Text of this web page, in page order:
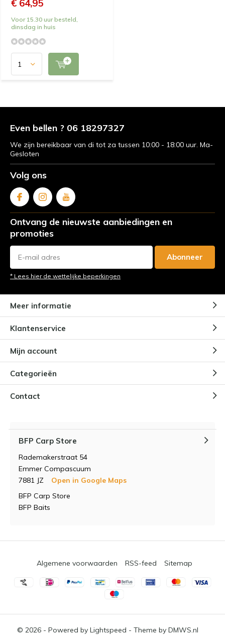
€ 64,95
Voor 15.30 uur besteld,
dinsdag in huis
Even bellen ? 06 18297327
We zijn bereikbaar van di tot za tussen 10:00 - 18:00 uur. Ma-
Gesloten
Volg ons
Ontvang de nieuwste aanbiedingen en
promoties
Abonneer
* Lees hier de wettelijke beperkingen
Meer informatie
Klantenservice
Mijn account
Categorieën
Contact
BFP Carp Store
Rademakerstraat 54
Emmer Compascuum
7881 JZ
Open in Google Maps
BFP Carp Store
BFP Baits
© 2026 - Powered by Lightspeed - Theme by DMWS.nl
Algemene voorwaarden RSS-feed Sitemap